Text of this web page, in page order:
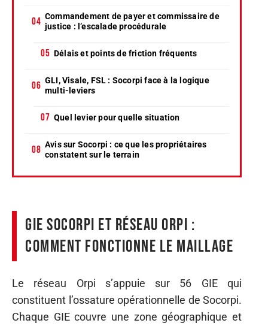
Commandement de payer et commissaire de
justice : l’escalade procédurale
Délais et points de friction fréquents
GLI, Visale, FSL : Socorpi face à la logique
multi-leviers
Quel levier pour quelle situation
Avis sur Socorpi : ce que les propriétaires
constatent sur le terrain
GIE Socorpi et réseau Orpi :
comment fonctionne le maillage
Le réseau Orpi s’appuie sur 56 GIE qui
constituent l’ossature opérationnelle de Socorpi.
Chaque GIE couvre une zone géographique et